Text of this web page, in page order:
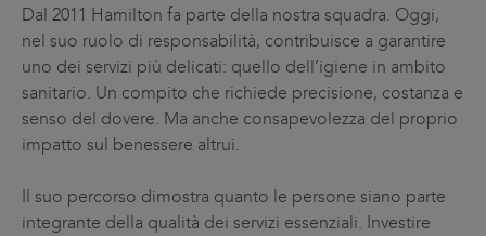
Dal 2011 Hamilton fa parte della nostra squadra. Oggi,
nel suo ruolo di responsabilità, contribuisce a garantire
uno dei servizi più delicati: quello dell’igiene in ambito
sanitario. Un compito che richiede precisione, costanza e
senso del dovere. Ma anche consapevolezza del proprio
impatto sul benessere altrui.
Il suo percorso dimostra quanto le persone siano parte
integrante della qualità dei servizi essenziali. Investire